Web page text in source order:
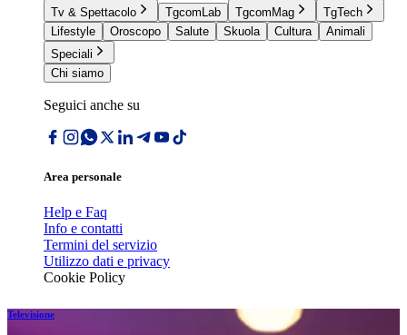
Tv & Spettacolo
TgcomLab TgcomMag
TgTech
Lifestyle
Oroscopo Salute Skuola Cultura
Animali
Speciali
Chi siamo
Seguici anche su
Area personale
Help e Faq
Info e contatti
Termini del servizio
Utilizzo dati e privacy
Cookie Policy
Televisione